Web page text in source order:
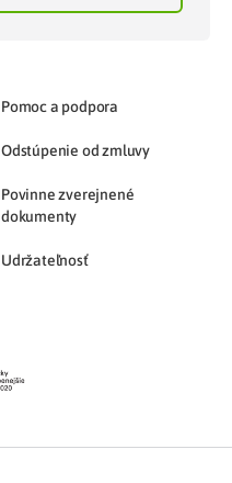
Pomoc a podpora
Odstúpenie od zmluvy
Povinne zverejnené
dokumenty
Udržateľnosť